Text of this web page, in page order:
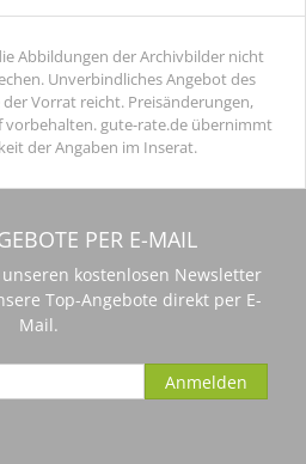
Abbildungen der Archivbilder nicht
Unverbindliches Angebot des
Vorrat reicht. Preisänderungen,
gute-rate.de übernimmt
der Angaben im Inserat.
PER E-MAIL
kostenlosen Newsletter
Top-Angebote direkt per E-
Mail.